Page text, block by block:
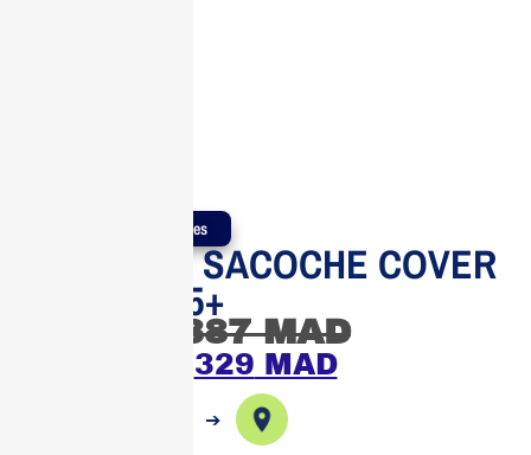
Produits Authentiques
SAMSUNG SACOCHE COVER
Galaxy S25+
387MAD
329 MAD
➔